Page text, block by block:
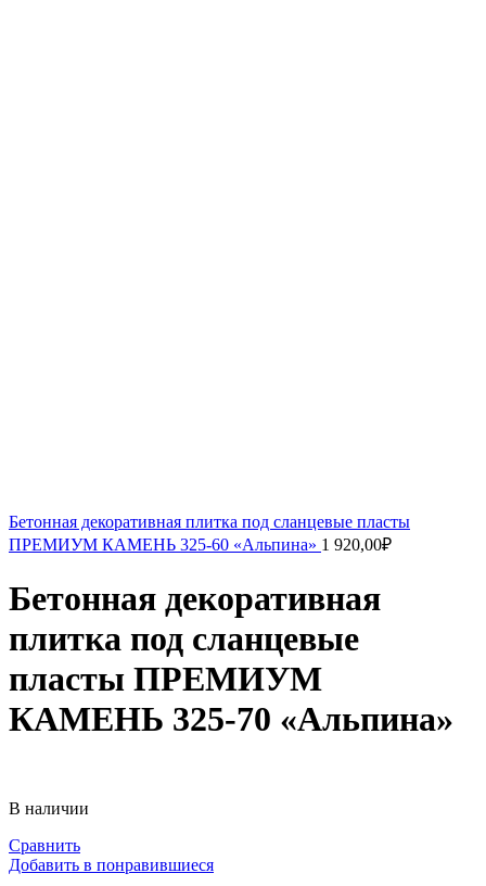
Бетонная декоративная плитка под сланцевые пласты
ПРЕМИУМ КАМЕНЬ 325-60 «Альпина» 1 920,00₽
Бетонная декоративная
плитка под сланцевые
пласты ПРЕМИУМ
КАМЕНЬ 325-70 «Альпина»
В наличии
Сравнить
Добавить в понравившиеся